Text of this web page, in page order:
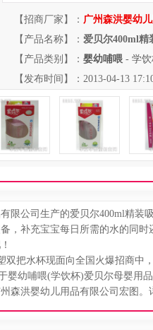
【招商厂家】： 广州森洪婴幼
【产品名称】： 爱贝尔400ml精
【产品类别】： 婴幼哺喂 - 学
【发布时间】：2013-04-13
公司生产的爱贝尔400ml精装
，补充宝宝每日所需的水的同
把水杯现面向全国火爆招商中
婴幼哺喂(学饮杯)爱贝尔母婴用
森洪婴幼儿用品有限公司宏图。